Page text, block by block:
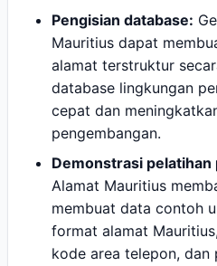
Pengisian database:
Mauritius dapat
alamat terstruktur
database lingkungan
cepat dan
pengembangan.
Demonstrasi pelatihan
Alamat Mauritius
membuat data contoh
format alamat
kode area telepon, dan